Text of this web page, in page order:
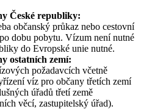
České republiky:
občanský průkaz nebo cestovní
dobu pobytu. Vízum není nutné
do Evropské unie nutné.
ostatních zemí:
požadavcích včetně
víz pro občany třetích zemí
úřadů třetí země
věcí, zastupitelský úřad).